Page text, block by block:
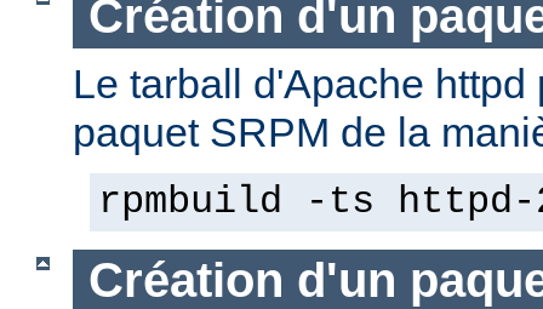
Création d'un
Le tarball d'Apache
paquet SRPM de la
rpmbuild -ts
Création d'un